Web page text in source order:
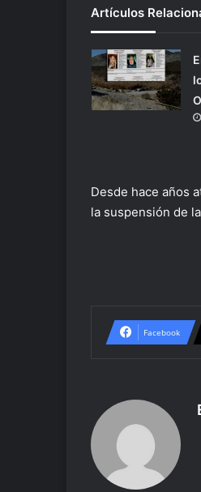
Artículos
Desde hace años
la suspensión de
Facebook